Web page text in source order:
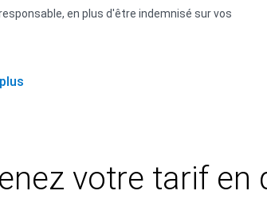
en plus d'être indemnisé sur vos
votre tarif en